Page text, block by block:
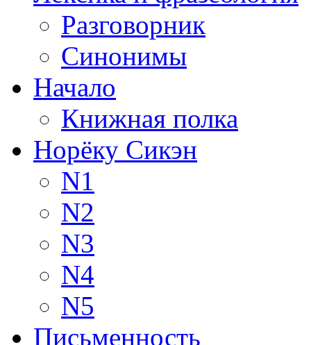
Разговорник
Синонимы
Начало
Книжная полка
Норёку Сикэн
N1
N2
N3
N4
N5
Письменность